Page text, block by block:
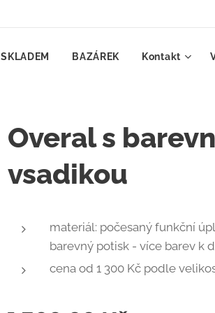
SKLADEM BAZÁREK Kontakt
Overal s
vsadikou
materiál: počesaný funkční
barevný potisk - více barev k
cena od 1 300 Kč podle